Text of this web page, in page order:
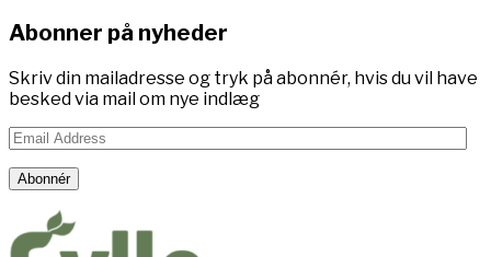
Abonner på nyheder
Skriv din mailadresse og tryk på abonnér, hvis du vil have
besked via mail om nye indlæg
Email
Address
Abonnér